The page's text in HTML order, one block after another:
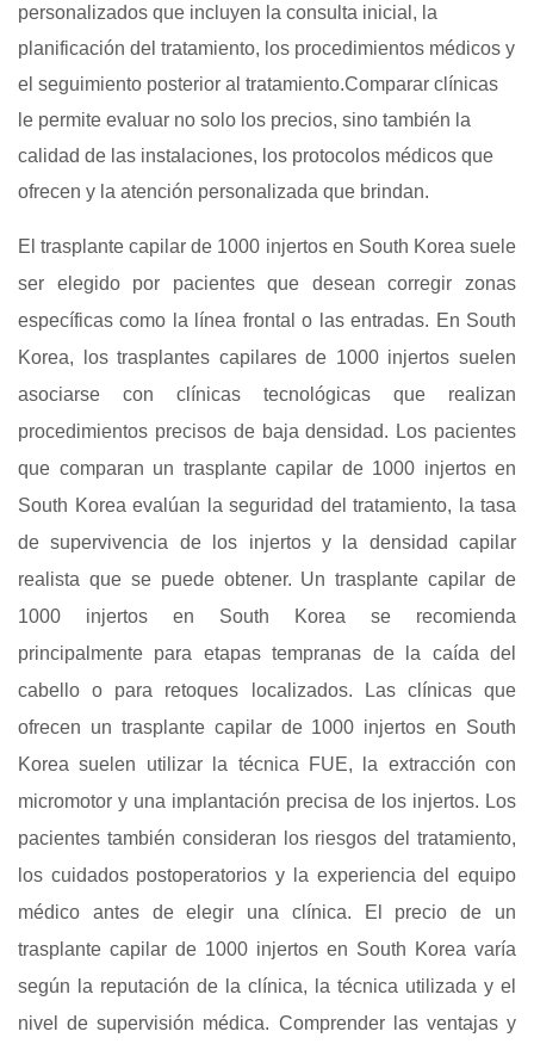
personalizados que incluyen la consulta inicial, la
planificación del tratamiento, los procedimientos médicos y
el seguimiento posterior al tratamiento.Comparar clínicas
le permite evaluar no solo los precios, sino también la
calidad de las instalaciones, los protocolos médicos que
ofrecen y la atención personalizada que brindan.
El trasplante capilar de 1000 injertos en South Korea suele
ser elegido por pacientes que desean corregir zonas
específicas como la línea frontal o las entradas. En South
Korea, los trasplantes capilares de 1000 injertos suelen
asociarse con clínicas tecnológicas que realizan
procedimientos precisos de baja densidad. Los pacientes
que comparan un trasplante capilar de 1000 injertos en
South Korea evalúan la seguridad del tratamiento, la tasa
de supervivencia de los injertos y la densidad capilar
realista que se puede obtener. Un trasplante capilar de
1000 injertos en South Korea se recomienda
principalmente para etapas tempranas de la caída del
cabello o para retoques localizados. Las clínicas que
ofrecen un trasplante capilar de 1000 injertos en South
Korea suelen utilizar la técnica FUE, la extracción con
micromotor y una implantación precisa de los injertos. Los
pacientes también consideran los riesgos del tratamiento,
los cuidados postoperatorios y la experiencia del equipo
médico antes de elegir una clínica. El precio de un
trasplante capilar de 1000 injertos en South Korea varía
según la reputación de la clínica, la técnica utilizada y el
nivel de supervisión médica. Comprender las ventajas y